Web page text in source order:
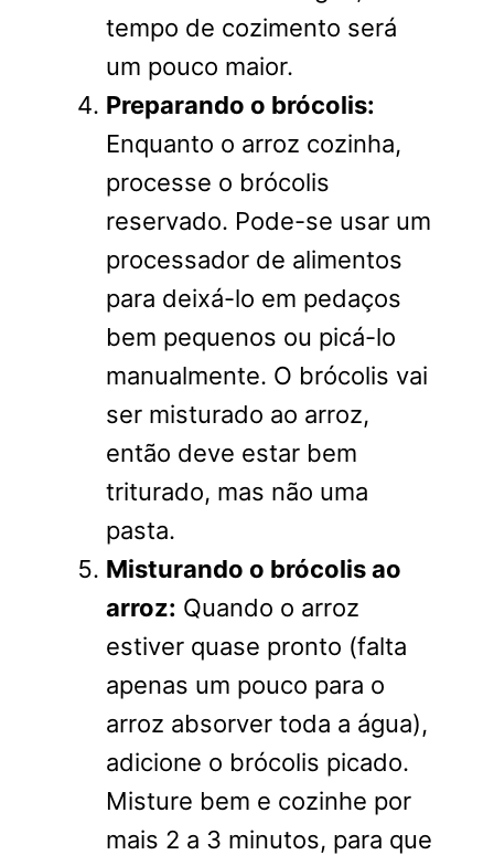
tempo de cozimento será
um pouco maior.
Preparando o brócolis:
Enquanto o arroz cozinha,
processe o brócolis
reservado. Pode-se usar um
processador de alimentos
para deixá-lo em pedaços
bem pequenos ou picá-lo
manualmente. O brócolis vai
ser misturado ao arroz,
então deve estar bem
triturado, mas não uma
pasta.
Misturando o brócolis ao
arroz: Quando o arroz
estiver quase pronto (falta
apenas um pouco para o
arroz absorver toda a água),
adicione o brócolis picado.
Misture bem e cozinhe por
mais 2 a 3 minutos, para que